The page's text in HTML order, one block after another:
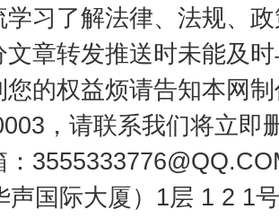
学习了解法律、法规、
文章转发推送时未能及
您的权益烦请告知本网
，请联系我们将立即
：
声国际大厦）1层 1 2 1